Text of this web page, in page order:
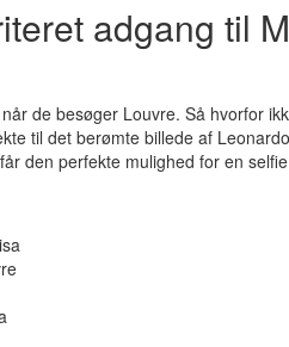
adgang til
de besøger Louvre. Så hvorfor
til det berømte billede af
den perfekte mulighed for en